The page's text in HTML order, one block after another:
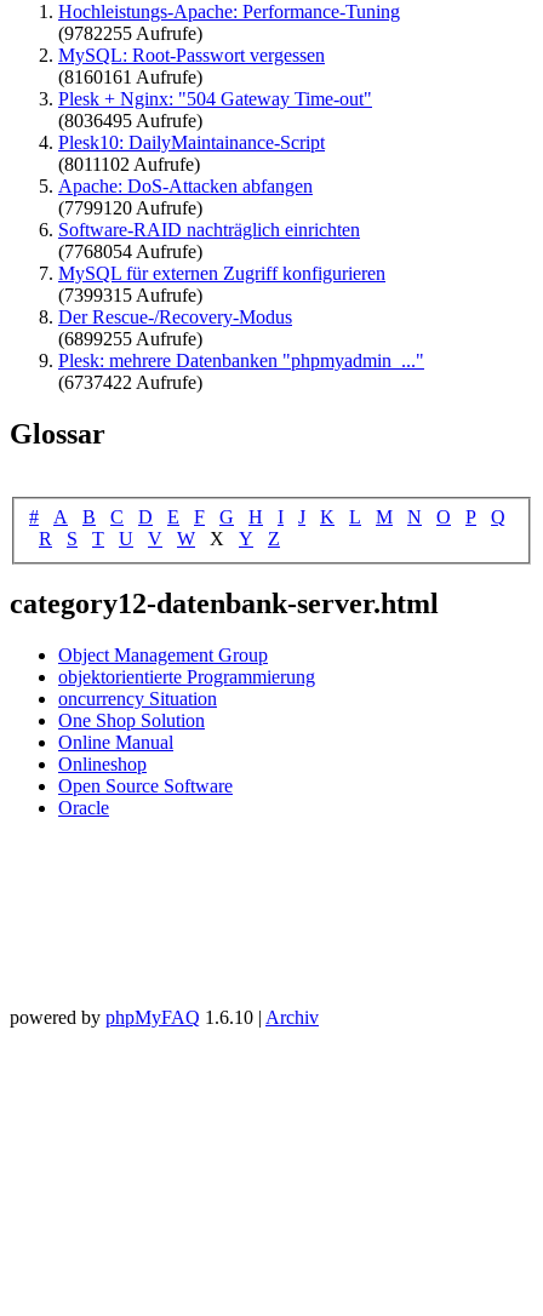
Hochleistungs-Apache: Performance-Tuning
(9782255 Aufrufe)
MySQL: Root-Passwort vergessen
(8160161 Aufrufe)
Plesk + Nginx: "504 Gateway Time-out"
(8036495 Aufrufe)
Plesk10: DailyMaintainance-Script
(8011102 Aufrufe)
Apache: DoS-Attacken abfangen
(7799120 Aufrufe)
Software-RAID nachträglich einrichten
(7768054 Aufrufe)
MySQL für externen Zugriff konfigurieren
(7399315 Aufrufe)
Der Rescue-/Recovery-Modus
(6899255 Aufrufe)
Plesk: mehrere Datenbanken "phpmyadmin_..."
(6737422 Aufrufe)
Glossar
# A B C D E F G H I J K L M N O P
Q
R
S T U V W X Y Z
category12-datenbank-server.html
Object Management Group
objektorientierte Programmierung
oncurrency Situation
One Shop Solution
Online Manual
Onlineshop
Open Source Software
Oracle
powered by phpMyFAQ 1.6.10 | Archiv